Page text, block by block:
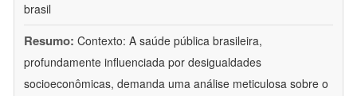
brasil
Resumo: Contexto: A saúde pública brasileira,
profundamente influenciada por desigualdades
socioeconômicas, demanda uma análise meticulosa sobre o